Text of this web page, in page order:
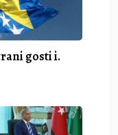
gosti i.